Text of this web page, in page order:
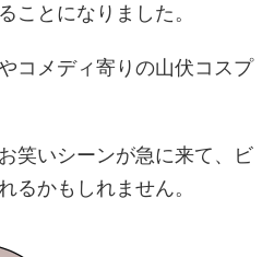
ことになりました。
コメディ寄りの山伏コスプ
笑いシーンが急に来て、ビ
るかもしれません。